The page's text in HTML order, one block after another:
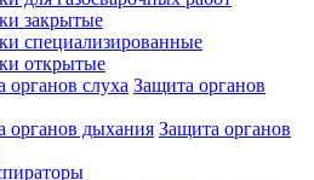
закрытые
специализированные
открытые
Защита органов
Защита органов